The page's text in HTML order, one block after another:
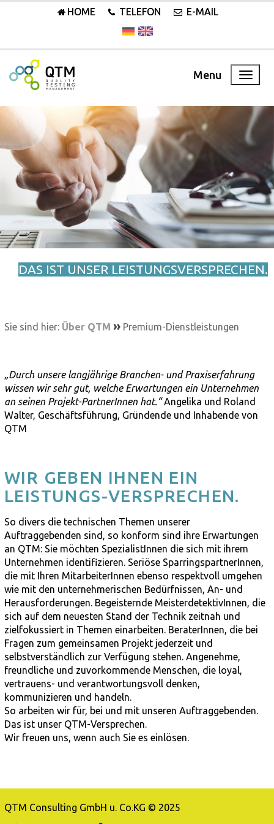
HOME TELEFON E-MAIL
Menu
DAS IST UNSER LEISTUNGSVERSPRECHEN.
Sie sind hier: Über QTM » Premium-Dienstleistungen
„Durch unsere langjährige Branchen- und Praxiserfahrung
wissen wir sehr gut, welche Erwartungen ein Unternehmen
an seinen Projekt-PartnerInnen hat.“Angelika und Roland
Walter, Geschäftsführung, Gründende und Inhabende von
QTM
WIR GEBEN IHNEN EIN
LEISTUNGS-VERSPRECHEN.
So divers die technischen Themen unserer
Auftraggebenden sind, so konform sind ihre Erwartungen
an QTM: Sie möchten SpezialistInnen die sich mit ihrem
Unternehmen identifizieren. Seriöse SparringspartnerInnen,
die mit Ihren MitarbeiterInnen ebenso respektvoll umgehen
wie mit den unternehmerischen Bedürfnissen, An- und
Herausforderungen. Begeisternde MeisterdetektivInnen, die
sich auf dem neuesten Stand der Technik zeitnah und
zielfokussiert in Themen einarbeiten. BeraterInnen, die bei
Fragen zum gemeinsamen Projekt jederzeit und
selbstverständlich zur Verfügung stehen. Angenehme,
freundliche und zuvorkommende Menschen, die loyal,
vertrauens- und verantwortungsvoll denken,
kommunizieren und handeln.
So arbeiten wir für, bei und mit unseren Auftraggebenden.
Das ist unser QTM-Versprechen.
Wir freuen uns, wenn auch Sie es einlösen.
QTM Consulting GmbH u. Co.KG © 2025